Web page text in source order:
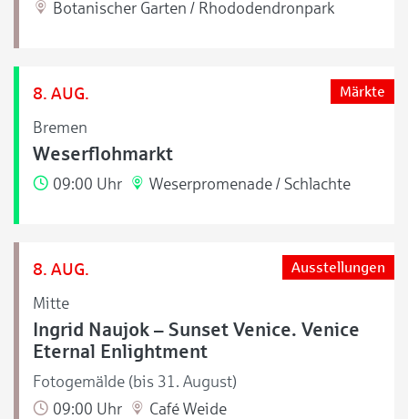
Botanischer Garten / Rhododendronpark
8. AUG.
Bremen
Märkte
Weserflohmarkt
09:00 Uhr Weserpromenade / Schlachte
8. AUG.
Mitte
Ausstellungen
Ingrid Naujok – Sunset Venice. Venice
Eternal Enlightment
Fotogemälde (bis 31. August)
09:00 Uhr
Café Weide